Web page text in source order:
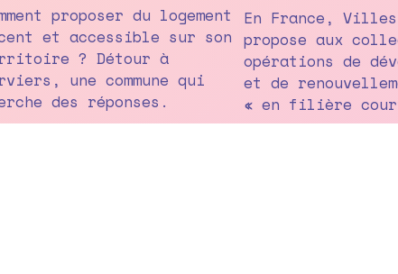
proposer du logement
et accessible sur son
? Détour à
une commune qui
des réponses.
En France,
propose aux
opérations de
et de
« en filière